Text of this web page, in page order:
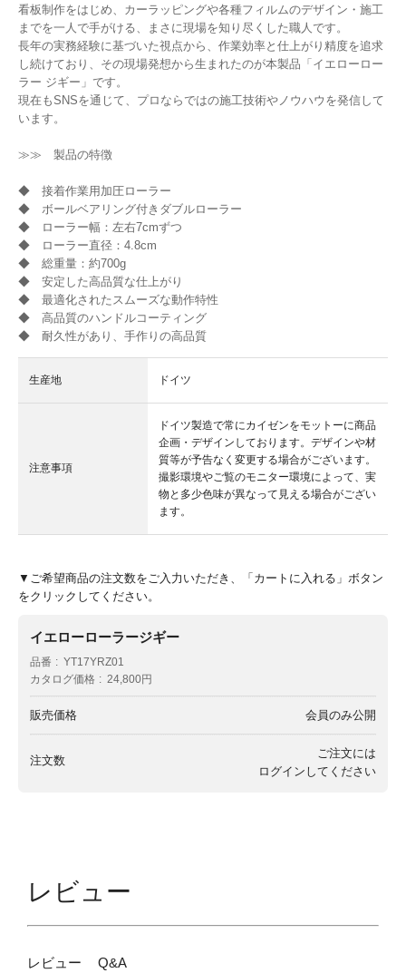
看板制作をはじめ、カーラッピングや各種フィルムのデザイン・施工
までを一人で手がける、まさに現場を知り尽くした職人です。
長年の実務経験に基づいた視点から、作業効率と仕上がり精度を追求
し続けており、その現場発想から生まれたのが本製品「イエローロー
ラー ジギー」です。
現在もSNSを通じて、プロならではの施工技術やノウハウを発信して
います。
≫≫ 製品の特徴
◆ 接着作業用加圧ローラー
◆ ボールベアリング付きダブルローラー
◆ ローラー幅：左右7cmずつ
◆ ローラー直径：4.8cm
◆ 総重量：約700g
◆ 安定した高品質な仕上がり
◆ 最適化されたスムーズな動作特性
◆ 高品質のハンドルコーティング
◆ 耐久性があり、手作りの高品質
生産地 ドイツ
注意事項
ドイツ製造で常にカイゼンをモットーに商品
企画・デザインしております。デザインや材
質等が予告なく変更する場合がございます。
撮影環境やご覧のモニター環境によって、実
物と多少色味が異なって見える場合がござい
ます。
▼ご希望商品の注文数をご入力いただき、「カートに入れる」ボタン
をクリックしてください。
イエローローラージギー
品番
YT17YRZ01
カタログ価格
24,800円
販売価格 会員のみ公開
注文数
ご注文には
ログイン してください
レビュー
レビュー Q&A